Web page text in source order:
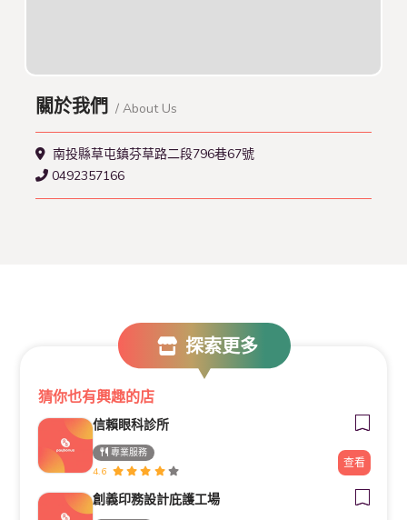
關於我們 / About Us
南投縣草屯鎮芬草路二段796巷67號
0492357166
探索更多
猜你也有興趣的店
信賴眼科診所
專業服務
4.6
查看
創義印務設計庇護工場